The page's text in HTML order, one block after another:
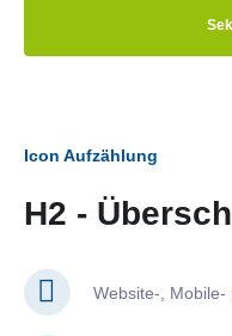
Icon Aufzählung
H2 -
Website-, Mobile-